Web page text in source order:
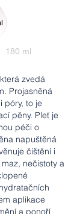
180 ml
zvedá
Projasněná
póry, to je
pěny. Pleť je
péči o
napuštěná
čištění i
nečistoty a
aplikace
a ponoří